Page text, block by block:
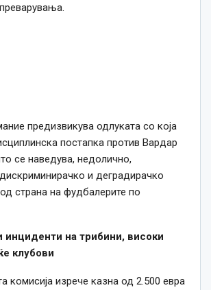
предизвикува одлуката со која
постапка против Вардар
се наведува, недолично,
и деградирачко
страна на фудбалерите по
инциденти на трибини, високи
клубови
комисија изрече казна од 2.500 евра